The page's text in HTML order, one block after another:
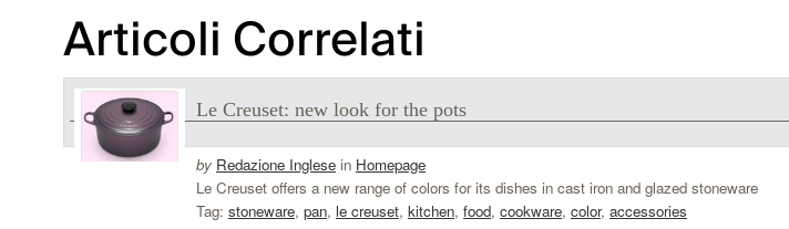
Articoli Correlati
Le Creuset: new look for the pots
by Redazione Inglese in Homepage
Le Creuset offers a new range of colors for its dishes in cast iron and glazed stoneware
Tag: stoneware, pan, le creuset, kitchen, food, cookware, color, accessories